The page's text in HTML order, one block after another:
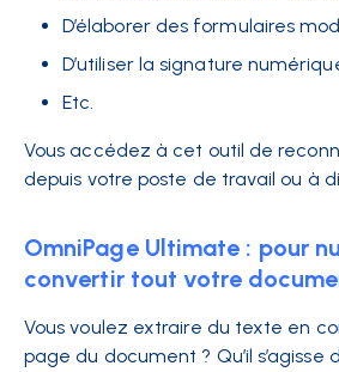
D’élaborer des formulaires
D’utiliser la signature
Etc.
Vous accédez à cet outil de
depuis votre poste de travail ou à
OmniPage Ultimate : pour
convertir tout votre
Vous voulez extraire du texte en
page du document ? Qu’il s’agisse